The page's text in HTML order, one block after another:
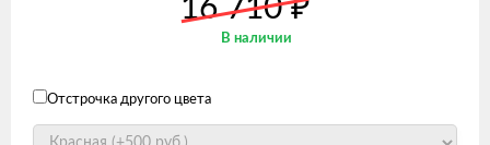
16 710
В наличии
Отстрочка другого цвета